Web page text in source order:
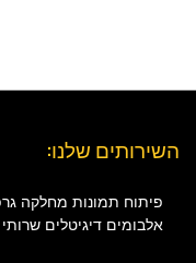
השירותים שלנו:
פיתוח תמונות מחלקה
אלבומים דיגיטלים